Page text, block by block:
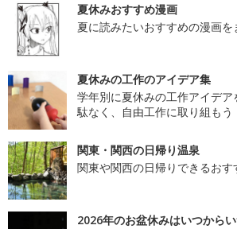
夏休みおすすめ漫画
夏に読みたいおすすめの漫画を
夏休みの工作のアイデア集
学年別に夏休みの工作アイデ
駄なく、自由工作に取り組もう
関東・関西の日帰り温泉
関東や関西の日帰りできるお
2026年のお盆休みはいつから